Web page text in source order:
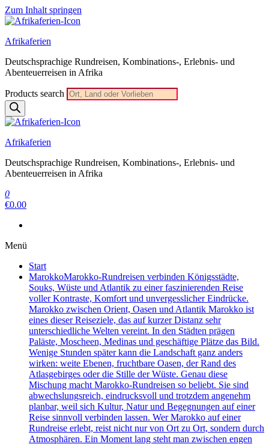
Zum Inhalt springen
Afrikaferien
Deutschsprachige Rundreisen, Kombinations-, Erlebnis- und
Abenteuerreisen in Afrika
Products search
Afrikaferien
Deutschsprachige Rundreisen, Kombinations-, Erlebnis- und
Abenteuerreisen in Afrika
0
€0.00
Menü
Start
MarokkoMarokko-Rundreisen verbinden Königsstädte,
Souks, Wüste und Atlantik zu einer faszinierenden Reise
voller Kontraste, Komfort und unvergesslicher Eindrücke.
Marokko zwischen Orient, Oasen und Atlantik Marokko ist
eines dieser Reiseziele, das auf kurzer Distanz sehr
unterschiedliche Welten vereint. In den Städten prägen
Paläste, Moscheen, Medinas und geschäftige Plätze das Bild.
Wenige Stunden später kann die Landschaft ganz anders
wirken: weite Ebenen, fruchtbare Oasen, der Rand des
Atlasgebirges oder die Stille der Wüste. Genau diese
Mischung macht Marokko-Rundreisen so beliebt. Sie sind
abwechslungsreich, eindrucksvoll und trotzdem angenehm
planbar, weil sich Kultur, Natur und Begegnungen auf einer
Reise sinnvoll verbinden lassen. Wer Marokko auf einer
Rundreise erlebt, reist nicht nur von Ort zu Ort, sondern durch
Atmosphären. Ein Moment lang steht man zwischen engen